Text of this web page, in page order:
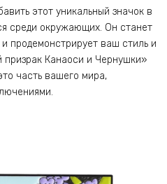
этот уникальный значок в
среди окружающих. Он станет
продемонстрирует ваш стиль и
призрак Канаоси и Чернушки»
часть вашего мира,